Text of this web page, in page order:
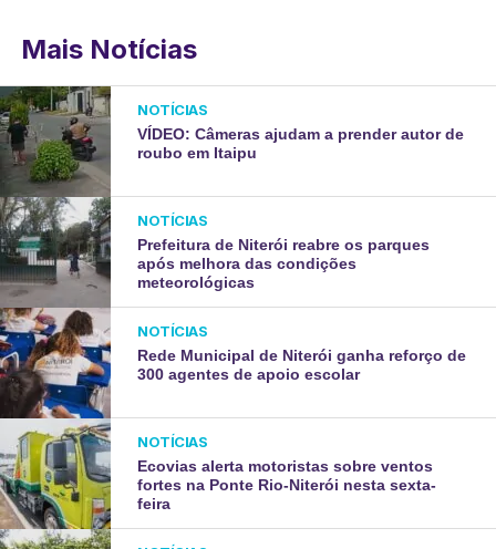
Mais Notícias
NOTÍCIAS
VÍDEO: Câmeras ajudam a prender autor de
roubo em Itaipu
NOTÍCIAS
Prefeitura de Niterói reabre os parques
após melhora das condições
meteorológicas
NOTÍCIAS
Rede Municipal de Niterói ganha reforço de
300 agentes de apoio escolar
NOTÍCIAS
Ecovias alerta motoristas sobre ventos
fortes na Ponte Rio-Niterói nesta sexta-
feira